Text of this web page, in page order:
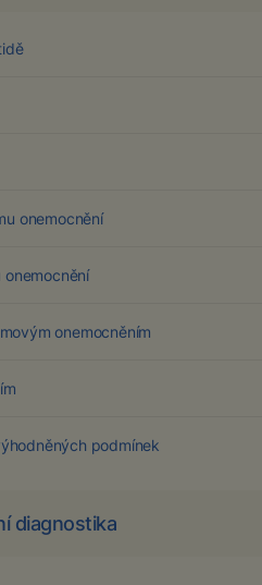
onemocnění
onemocnění
onemocněním
podmínek
diagnostika